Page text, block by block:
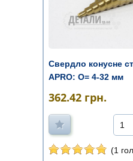
Свердло конусне
APRO: О= 4-32 мм
362.42 грн.
1
(1